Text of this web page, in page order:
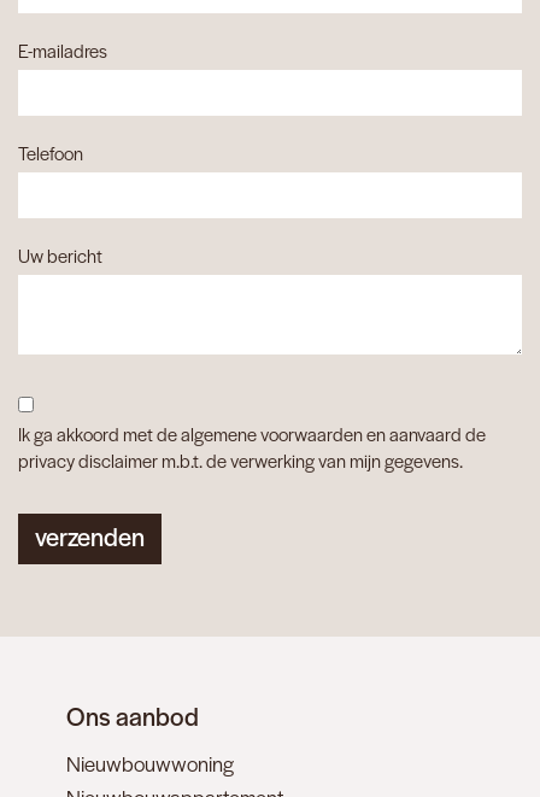
E-mailadres
Telefoon
Uw bericht
Ik ga akkoord met de algemene voorwaarden en aanvaard de
privacy disclaimer m.b.t. de verwerking van mijn gegevens.
verzenden
Ons aanbod
Nieuwbouwwoning